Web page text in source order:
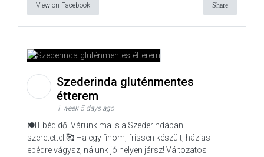
View on Facebook Share
Szederinda gluténmentes
étterem
1 week 5 days ago
🍽️ Ebédidő! Várunk ma is a Szederindában
szeretettel!🥰 Ha egy finom, frissen készült, házias
ebédre vágysz, nálunk jó helyen jársz! Változatos